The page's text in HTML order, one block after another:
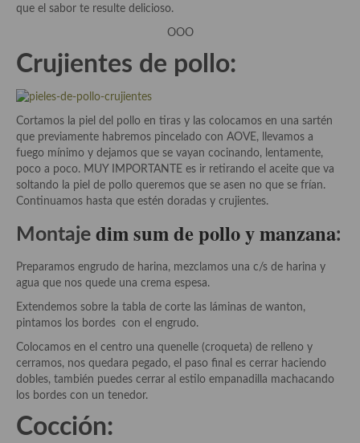
Cocina Andaluza
Cocina Asturiana
Cocina Canaria
Cocina Castellana
Cocina Castilla – La Mancha
Cocina Catalana
Cocina Extremeña
Cocina Gallega
Cocina Murciana
Cocina Navarra
Cocina Riojana
que el sabor te resulte delicioso.
OOO
Crujientes de pollo:
Cortamos la piel del pollo en tiras y las colocamos en una sartén
que previamente habremos pincelado con AOVE, llevamos a
fuego mínimo y dejamos que se vayan cocinando, lentamente,
poco a poco. MUY IMPORTANTE es ir retirando el aceite que va
soltando la piel de pollo queremos que se asen no que se frían.
Continuamos hasta que estén doradas y crujientes.
Montaje dim sum de pollo y manzana:
Preparamos engrudo de harina, mezclamos una c/s de harina y
agua que nos quede una crema espesa.
Extendemos sobre la tabla de corte las láminas de wanton,
pintamos los bordes con el engrudo.
Colocamos en el centro una quenelle (croqueta) de relleno y
cerramos, nos quedara pegado, el paso final es cerrar haciendo
dobles, también puedes cerrar al estilo empanadilla machacando
los bordes con un tenedor.
Cocción: